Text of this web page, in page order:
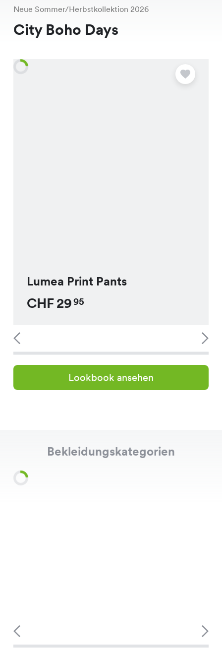
Neue Sommer/Herbstkollektion 2026
City Boho Days
Lumea Print Pants
CHF2995
Lookbook ansehen
Bekleidungskategorien